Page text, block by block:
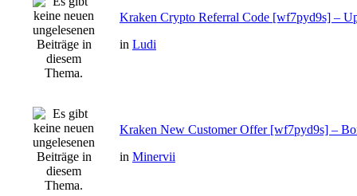
Kraken Crypto Referral Code [wf7pyd9s] –
in Ludi
Kraken New Customer Offer [wf7pyd9s] –
in Minervii